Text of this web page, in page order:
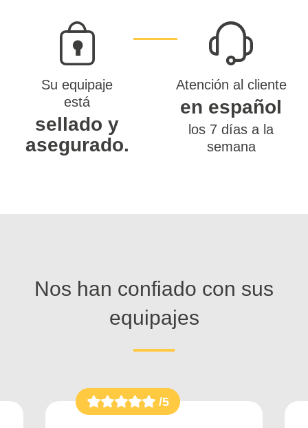
Su equipaje
está
sellado y
asegurado.
Atención al cliente
en español
los 7 días a la
semana
Nos han confiado con sus
equipajes
/5